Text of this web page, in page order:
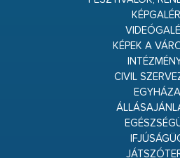
KÉPEK A
CIVIL